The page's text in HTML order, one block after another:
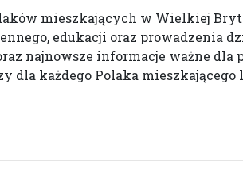
mieszkających w Wielkiej
edukacji oraz prowadzenia
najnowsze informacje ważne dla
dla każdego Polaka